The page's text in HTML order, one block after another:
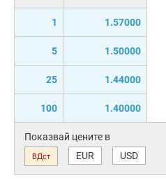
1 1.57000
5 1.50000
25 1.44000
100 1.40000
Показвай цените в
ВДст EUR USD